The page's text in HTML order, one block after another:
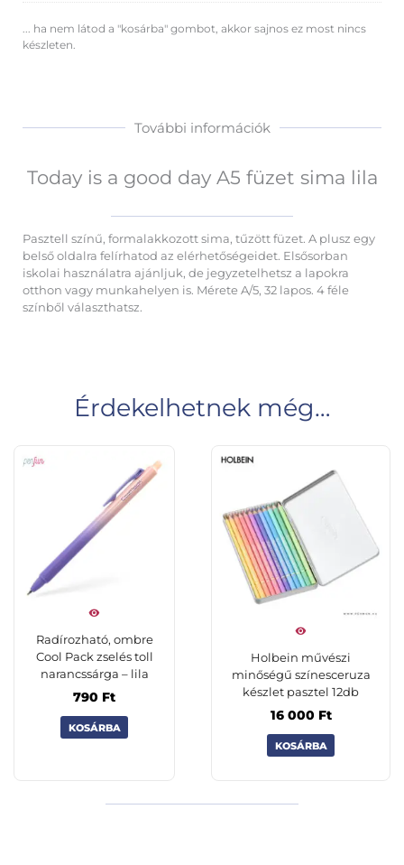
... ha nem látod a "kosárba" gombot, akkor sajnos ez most nincs
készleten.
További információk
Today is a good day A5 füzet sima lila
Pasztell színű, formalakkozott sima, tűzött füzet. A plusz egy
belső oldalra felírhatod az elérhetőségeidet. Elsősorban
iskolai használatra ajánljuk, de jegyzetelhetsz a lapokra
otthon vagy munkahelyen is. Mérete A/5, 32 lapos. 4 féle
színből választhatsz.
Érdekelhetnek még…
Radírozható, ombre
Cool Pack zselés toll
narancssárga – lila
790 Ft
KOSÁRBA
Holbein művészi
minőségű színesceruza
készlet pasztel 12db
16 000 Ft
KOSÁRBA